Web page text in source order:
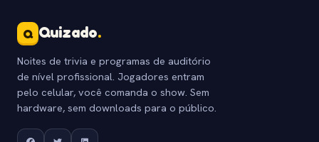
Q Quizado.
Noites de trivia e programas de auditório
de nível profissional. Jogadores entram
pelo celular, você comanda o show. Sem
hardware, sem downloads para o público.